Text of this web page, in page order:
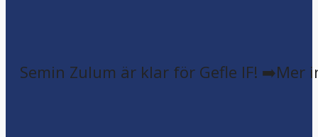
Semin Zulum är klar för Gefle IF! ➡️Mer